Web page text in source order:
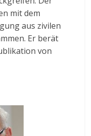
mit dem
aus zivilen
Er berät
von